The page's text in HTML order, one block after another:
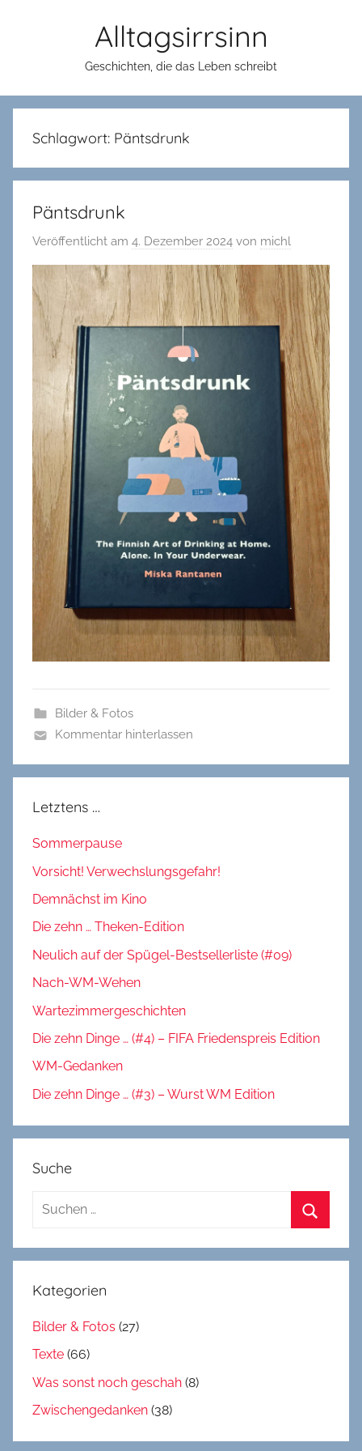
Alltagsirrsinn
Geschichten, die das Leben schreibt
Schlagwort: Päntsdrunk
Päntsdrunk
Veröffentlicht am 4. Dezember 2024 von michl
Bilder & Fotos
Kommentar hinterlassen
Letztens …
Sommerpause
Vorsicht! Verwechslungsgefahr!
Demnächst im Kino
Die zehn … Theken-Edition
Neulich auf der Spügel-Bestsellerliste (#09)
Nach-WM-Wehen
Wartezimmergeschichten
Die zehn Dinge … (#4) – FIFA Friedenspreis Edition
WM-Gedanken
Die zehn Dinge … (#3) – Wurst WM Edition
Suche
Suchen
Kategorien
Bilder & Fotos (27)
Texte (66)
Was sonst noch geschah (8)
Zwischengedanken (38)